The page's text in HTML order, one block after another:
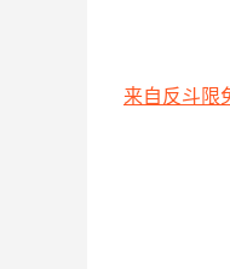
来自反斗限